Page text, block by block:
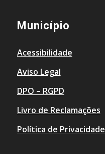
Município
Acessibilidade
Aviso Legal
DPO – RGPD
Livro de Reclamações
Política de Privacidade